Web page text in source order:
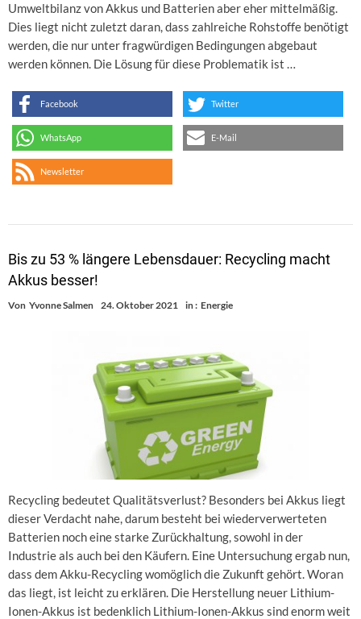
Umweltbilanz von Akkus und Batterien aber eher mittelmäßig.
Dies liegt nicht zuletzt daran, dass zahlreiche Rohstoffe benötigt
werden, die nur unter fragwürdigen Bedingungen abgebaut
werden können. Die Lösung für diese Problematik ist …
Facebook Twitter
WhatsApp E-Mail
Newsletter
Bis zu 53 % längere Lebensdauer: Recycling macht
Akkus besser!
Von Yvonne Salmen 24. Oktober 2021 in : Energie
Recycling bedeutet Qualitätsverlust? Besonders bei Akkus liegt
dieser Verdacht nahe, darum besteht bei wiederverwerteten
Batterien noch eine starke Zurückhaltung, sowohl in der
Industrie als auch bei den Käufern. Eine Untersuchung ergab nun,
dass dem Akku-Recycling womöglich die Zukunft gehört. Woran
das liegt, ist leicht zu erklären. Die Herstellung neuer Lithium-
Ionen-Akkus ist bedenklich Lithium-Ionen-Akkus sind enorm weit